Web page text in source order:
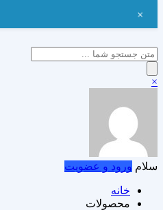
Products
search
×
سلام ورود و عضویت
خانه
محصولات
+